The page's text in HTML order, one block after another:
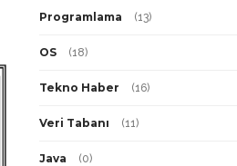
Programlama (13)
OS (18)
Tekno Haber (16)
Veri Tabanı (11)
Java (0)